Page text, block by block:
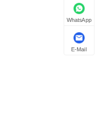
WhatsApp
E-Mail